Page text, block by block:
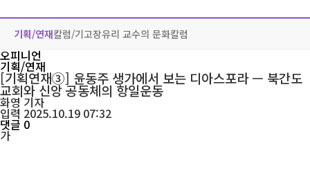
기획/연재칼럼/기고장유리 교수의 문화칼럼
오피니언
기획/연재
[기획연재③] 윤동주 생가에서 보는 디아스포라 — 북간도
교회와 신앙 공동체의 항일운동
화영기자
입력 2025.10.19 07:32
댓글 0
가